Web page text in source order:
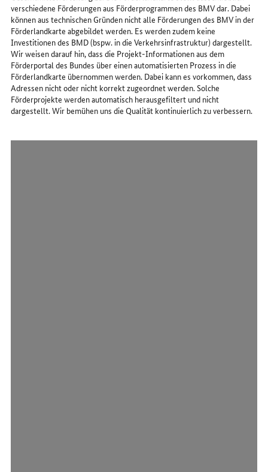
verschiedene Förderungen aus Förderprogrammen des BMV dar. Dabei
können aus technischen Gründen nicht alle Förderungen des BMV in der
Förderlandkarte abgebildet werden. Es werden zudem keine
Investitionen des BMD (bspw. in die Verkehrsinfrastruktur) dargestellt.
Wir weisen darauf hin, dass die Projekt-Informationen aus dem
Förderportal des Bundes über einen automatisierten Prozess in die
Förderlandkarte übernommen werden. Dabei kann es vorkommen, dass
Adressen nicht oder nicht korrekt zugeordnet werden. Solche
Förderprojekte werden automatisch herausgefiltert und nicht
dargestellt. Wir bemühen uns die Qualität kontinuierlich zu verbessern.